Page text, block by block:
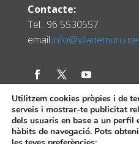
Contacte:
Tel.: 96 5530557
email:
Utilitzem cookies pròpies i de
serveis i mostrar-te publicitat
dels usuaris en base a un perfil
hàbits de navegació. Pots